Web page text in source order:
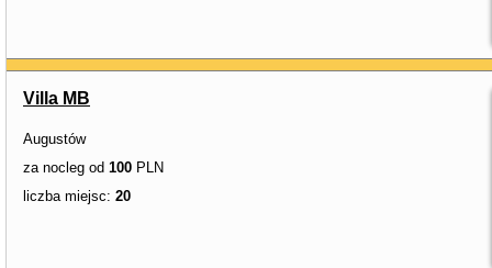
Villa MB
Augustów
za nocleg od 100 PLN
liczba miejsc: 20